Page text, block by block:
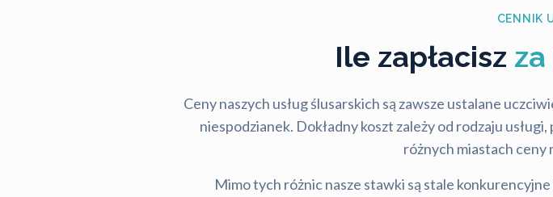
CENNIK
Ile zapłacisz
Ceny naszych usług ślusarskich są zawsze ustalane
niespodzianek. Dokładny koszt zależy od rodzaju
różnych miastach ceny
Mimo tych różnic nasze stawki są stale